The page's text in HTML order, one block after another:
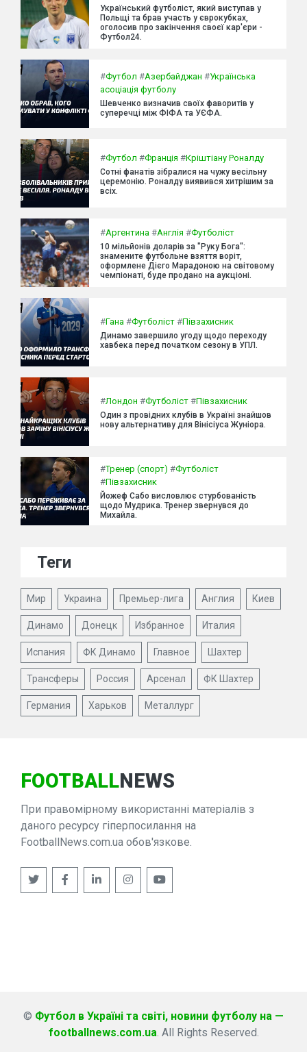
Український футболіст, який виступав у
Польщі та брав участь у єврокубках,
оголосив про закінчення своєї кар'єри -
Футбол24.
#Футбол #Азербайджан #Українська
асоціація футболу
Шевченко визначив своїх фаворитів у
суперечці між ФІФА та УЄФА.
#Футбол #Франція #Кріштіану Роналду
Сотні фанатів зібралися на чужу весільну
церемонію. Роналду виявився хитрішим за
всіх.
#Аргентина #Англія #Футболіст
10 мільйонів доларів за "Руку Бога":
знамените футбольне взяття воріт,
оформлене Дієго Марадоною на світовому
чемпіонаті, буде продано на аукціоні.
#Гана #Футболіст #Півзахисник
Динамо завершило угоду щодо переходу
хавбека перед початком сезону в УПЛ.
#Лондон #Футболіст #Півзахисник
Один з провідних клубів в Україні знайшов
нову альтернативу для Вінісіуса Жуніора.
#Тренер (спорт) #Футболіст
#Півзахисник
Йожеф Сабо висловлює стурбованість
щодо Мудрика. Тренер звернувся до
Михайла.
Теги
Мир Украина Премьер-лига Англия Киев
Динамо Донецк Избранное Италия
Испания ФК Динамо Главное Шахтер
Трансферы Россия Арсенал ФК Шахтер
Германия Харьков Металлург
FOOTBALLNEWS
При правомірному використанні матеріалів з
даного ресурсу гіперпосилання на
FootballNews.com.ua обов'язкове.
© Футбол в Україні та світі, новини футболу на —
footballnews.com.ua. All Rights Reserved.